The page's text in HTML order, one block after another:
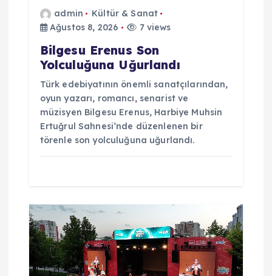
admin
Kültür & Sanat
Ağustos 8, 2026
7 views
Bilgesu Erenus Son
Yolculuğuna Uğurlandı
Türk edebiyatının önemli sanatçılarından,
oyun yazarı, romancı, senarist ve
müzisyen Bilgesu Erenus, Harbiye Muhsin
Ertuğrul Sahnesi’nde düzenlenen bir
törenle son yolculuğuna uğurlandı.